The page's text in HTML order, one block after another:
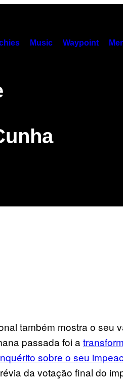
Music Waypoint
também mostra o seu
passada foi a
sobre o seu
da votação final do